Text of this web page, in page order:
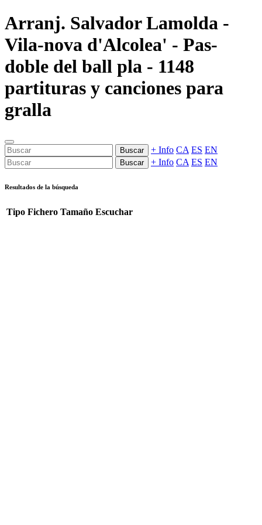
Arranj. Salvador Lamolda -
Vila-nova d'Alcolea' - Pas-
doble del ball pla - 1148
partituras y canciones para
gralla
Buscar + Info CA ES EN
Buscar + Info CA ES EN
Resultados de la búsqueda
Tipo Fichero Tamaño Escuchar